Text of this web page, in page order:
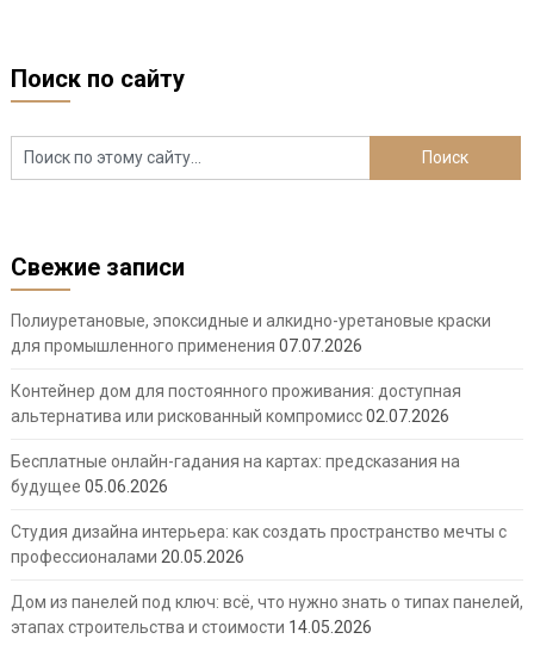
Поиск по сайту
Свежие записи
Полиуретановые, эпоксидные и алкидно-уретановые краски
для промышленного применения 07.07.2026
Контейнер дом для постоянного проживания: доступная
альтернатива или рискованный компромисс02.07.2026
Бесплатные онлайн-гадания на картах: предсказания на
будущее 05.06.2026
Студия дизайна интерьера: как создать пространство мечты с
профессионалами 20.05.2026
Дом из панелей под ключ: всё, что нужно знать о типах панелей,
этапах строительства и стоимости 14.05.2026